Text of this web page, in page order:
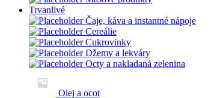
Trvanlivé
Čaje, káva a instantné nápoje
Cereálie
Cukrovinky
Džemy a lekváry
Octy a nakladaná zelenina
Olej a ocot